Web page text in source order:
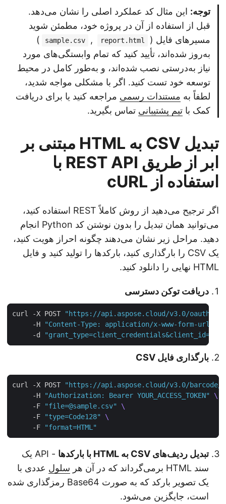
توجه:این مثال کد عملکرد اصلی را نشان می‌دهد.
قبل از استفاده از آن در پروژه خود، مطمئن شوید
مسیرهای فایل (
sample.csv report.html
به‌روز شده‌اند، تأیید کنید که تمام وابستگی‌های مورد
نیاز به‌درستی نصب شده‌اند، و به‌طور کامل در محیط
توسعه خود تست کنید. اگر با مشکلی مواجه شدید،
لطفاً بهمستندات رسمیمراجعه کنید یا برای دریافت
کمک باتیم پشتیبانیتماس بگیرید.
تبدیل CSV به HTML مبتنی بر
ابر از طریق REST API با
استفاده از cURL
اگر ترجیح می‌دهید از روش کاملاً REST استفاده کنید،
می‌توانید همان تبدیل را بدون نوشتن کد Python انجام
دهید. مراحل زیر نشان می‌دهند چگونه احراز هویت کنید،
یک CSV را بارگذاری کنید، بارکدها را تولید کنید و فایل
HTML نهایی را دانلود کنید.
دریافت توکن دسترسی
curl -X POST "https://api.aspose.cloud/v3.0/oauth2/
     -H
"Content-Type: application/x-www-form-
     -d
بارگذاری فایل CSV
curl -X POST "https://api.aspose.cloud/v3.0/
     -H
"Authorization: Bearer YOUR_ACCESS_TOKEN"
     -F
"file=@sample.csv"
     -F
"type=Code128"
     -F
"format=HTML"
تبدیل ردیف‌های CSV به HTML با بارکدها
- API یک
سند HTML برمی‌گرداند که در آن هر
سلولعددی با
یک تصویر بارکد که به صورت Base64 رمزگذاری شده
است، جایگزین می‌شود.